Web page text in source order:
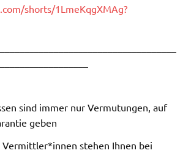
shorts/1LmeKqgXMAg?
sind immer nur Vermutungen, auf
geben
Vermittler*innen stehen Ihnen bei